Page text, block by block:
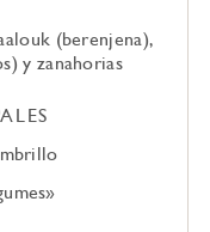
(berenjena),
y zanahorias